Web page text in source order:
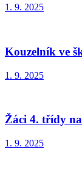
1. 9. 2025
Kouzelník ve
1. 9. 2025
Žáci 4. třídy
1. 9. 2025